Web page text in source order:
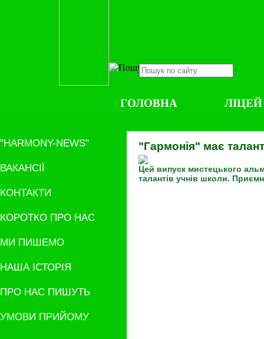
ГОЛОВНА ЛІЦЕЙ
"HARMONY-NEWS"
ВАКАНСІЇ
КОНТАКТИ
КОРОТКО ПРО НАС
МИ ПИШЕМО
НАША ІСТОРІЯ
ПРО НАС ПИШУТЬ
УМОВИ ПРИЙОМУ
"Гармонія" має
Цей випуск мистецького
талантів учнів школи.